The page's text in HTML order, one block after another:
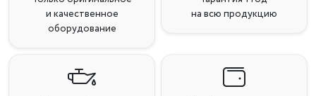
и качественное
оборудование
на всю продукцию